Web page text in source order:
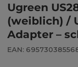
Ugreen
(weiblich) /
Adapter –
EAN: